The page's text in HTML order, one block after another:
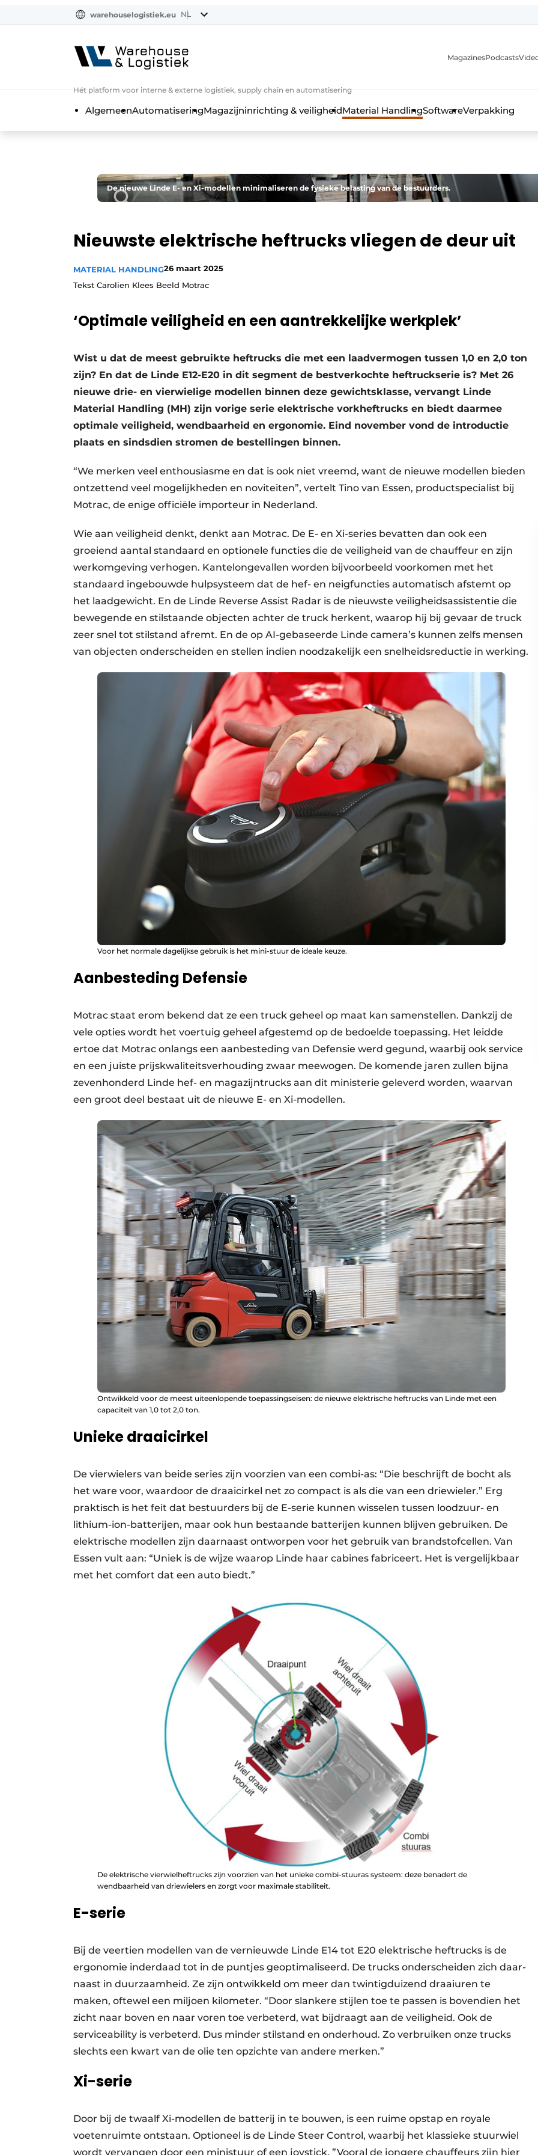
warehouselogistiek.eu NL
Hét platform voor interne & externe logistiek, supply chain en automatisering
MagazinesPodcasts
AlgemeenAutomatiseringMagazijninrichting & veiligheidMaterial HandlingSoftwareVerpakking
De nieuwe Linde E- en Xi-modellen minimaliseren de fysieke belasting van de bestuurders.
Nieuwste elektrische heftrucks vliegen de deur uit
MATERIAL HANDLING26 maart 2025
Tekst Carolien Klees Beeld Motrac
‘Optimale veiligheid en een aantrekkelijke werkplek’
Wist u dat de meest gebruikte heftrucks die met een laadvermogen tussen 1,0 en 2,0 ton
zijn? En dat de Linde E12-E20 in dit segment de bestverkochte heftruckserie is? Met 26
nieuwe drie- en vierwielige modellen binnen deze gewichtsklasse, vervangt Linde
Material Handling (MH) zijn vorige serie elektrische vorkheftrucks en biedt daarmee
optimale veiligheid, wendbaarheid en ergonomie. Eind november vond de introductie
plaats en sindsdien stromen de bestellingen binnen.
“We merken veel enthousiasme en dat is ook niet vreemd, want de nieuwe modellen bieden
ontzettend veel mogelijkheden en noviteiten”, vertelt Tino van Essen, productspecialist bij
Motrac, de enige officiële importeur in Nederland.
Wie aan veiligheid denkt, denkt aan Motrac. De E- en Xi-series bevatten dan ook een
groeiend aantal standaard en optionele functies die de veiligheid van de chauffeur en zijn
werk­omgeving verhogen. Kantel­ongevallen wor­­den bijvoorbeeld voorkomen met het
standaard ingebouwde hulp­systeem dat de hef- en neigfuncties automatisch afstemt op
het laad­gewicht. En de Linde Reverse Assist Radar is de nieuwste veiligheids­assistentie die
bewegende en stilstaande objecten achter de truck herkent, waarop hij bij gevaar de truck
zeer snel tot stilstand afremt. En de op AI-gebaseerde Linde camera’s kunnen zelfs mensen
van objecten onderscheiden en stellen indien noodzakelijk een snelheidsreductie in werking.
Voor het normale dagelijkse gebruik is het mini-stuur de ideale keuze.
Aanbesteding Defensie
Motrac staat erom bekend dat ze een truck geheel op maat kan samenstellen. Dankzij de
vele opties wordt het voertuig geheel afgestemd op de bedoelde toepassing. Het leidde
ertoe dat Motrac onlangs een aanbesteding van Defensie werd gegund, waarbij ook service
en een juiste prijskwaliteitsverhouding zwaar meewogen. De komende jaren zullen bijna
zevenhonderd Linde hef- en magazijntrucks aan dit ministerie geleverd worden, waarvan
een groot deel bestaat uit de nieuwe E- en Xi-modellen.
Ontwikkeld voor de meest uiteenlopende toepassingseisen: de nieuwe elektrische heftrucks van Linde met een
capaciteit van 1,0 tot 2,0 ton.
Unieke draaicirkel
De vierwielers van beide series zijn voorzien van een combi-as: “Die beschrijft de bocht als
het ware voor, waardoor de draaicirkel net zo compact is als die van een driewieler.” Erg
praktisch is het feit dat bestuurders bij de E-serie kunnen wisselen tussen loodzuur- en
lithium-ion-batterijen, maar ook hun bestaande batterijen kunnen blijven gebruiken. De
elektrische modellen zijn daar­naast ontworpen voor het gebruik van brandstof­cellen. Van
Essen vult aan: “Uniek is de wijze waarop Linde haar cabines fabriceert. Het is vergelijkbaar
met het comfort dat een auto biedt.”
De elektrische vierwielheftrucks zijn voorzien van het unieke combi-stuuras systeem: deze benadert de
wendbaarheid van driewielers en zorgt voor maximale stabiliteit.
E-serie
Bij de veertien modellen van de vernieuwde Linde E14 tot E20 elektrische heftrucks is de
ergonomie inderdaad tot in de puntjes geoptimaliseerd. De trucks onder­scheiden zich daar­
naast in duurzaamheid. Ze zijn ont­wikkeld om meer dan twintig­duizend draaiuren te
maken, oftewel een miljoen kilo­meter. “Door slankere stijlen toe te passen is boven­dien het
zicht naar boven en naar voren toe verbeterd, wat bijdraagt aan de veiligheid. Ook de
serviceability is verbeterd. Dus minder stilstand en onderhoud. Zo verbruiken onze trucks
slechts een kwart van de olie ten opzichte van andere merken.”
Xi-serie
Door bij de twaalf Xi-modellen de batterij in te bouwen, is een ruime opstap en royale
voetenruimte ontstaan. Optioneel is de Linde Steer Control, waarbij het klassieke stuurwiel
wordt vervangen door een ministuur of een joystick. ”Vooral de jongere chauffeurs zijn hier